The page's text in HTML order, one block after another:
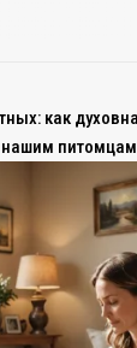
как
нашим питомцам